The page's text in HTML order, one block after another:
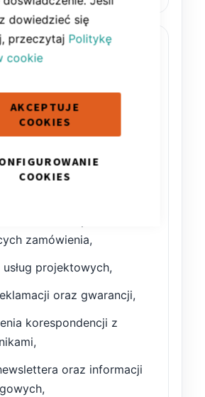
dowiedzieć się
przeczytaj Politykę
cookie
AKCEPTUJE
COOKIES
COOKIES
danych
celach:
zamówień składanych w
oraz dostawy
zamówienia,
projektowych,
oraz gwarancji,
korespondencji z
oraz informacji